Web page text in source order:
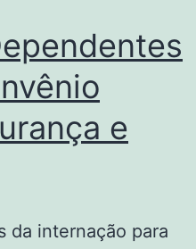
e
da internação para